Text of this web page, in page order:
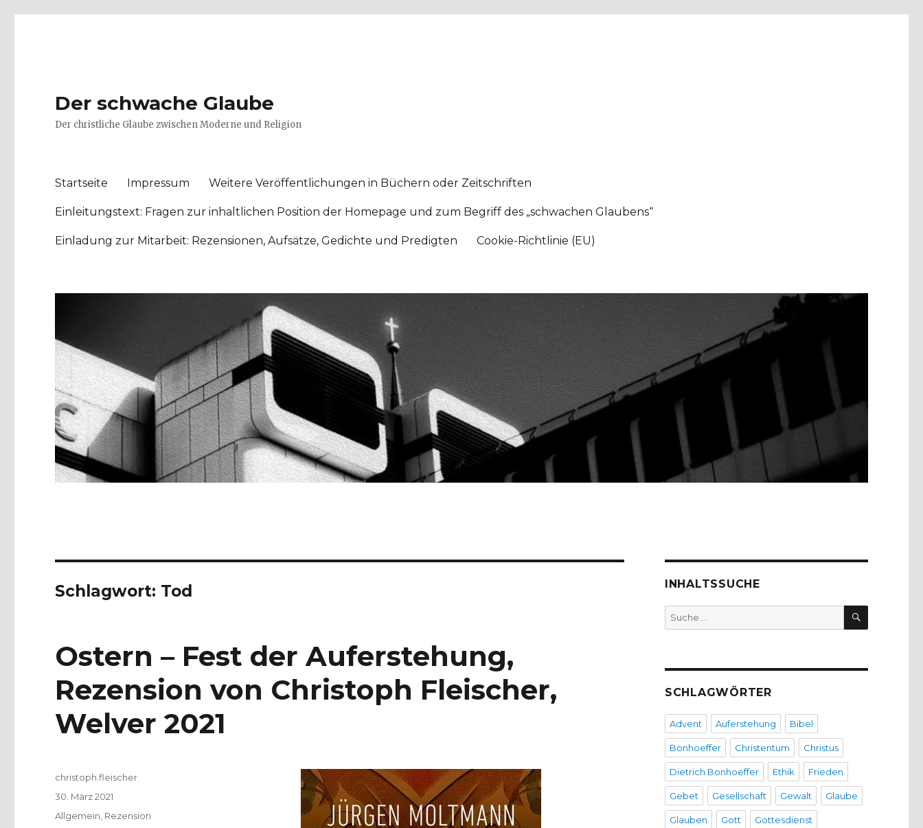
Der schwache Glaube
Der christliche Glaube zwischen Moderne und Religion
Startseite Impressum Weitere Veröffentlichungen in Büchern oder Zeitschriften
Einleitungstext: Fragen zur inhaltlichen Position der Homepage und zum Begriff des „schwachen Glaubens“
Einladung zur Mitarbeit: Rezensionen, Aufsätze, Gedichte und Predigten Cookie-Richtlinie (EU)
Schlagwort: Tod
Ostern – Fest der Auferstehung,
Rezension von Christoph Fleischer,
Welver 2021
Autor
christoph.fleischer
Veröffentlicht
am
30. März 2021
Kategorien
Allgemein Rezension
INHALTSSUCHE
Suche
nach:
SUCHEN
SCHLAGWÖRTER
Advent Auferstehung Bibel
Bonhoeffer Christentum Christus
Dietrich Bonhoeffer Ethik Frieden
Gebet Gesellschaft Gewalt Glaube
Glauben Gott Gottesdienst